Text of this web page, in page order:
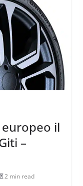
il
–
2 min read